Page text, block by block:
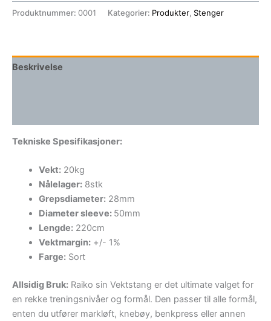
Produktnummer: 0001 Kategorier: Produkter, Stenger
Beskrivelse
Tekniske Spesifikasjoner:
Vekt:20kg
Nålelager:8stk
Grepsdiameter:28mm
Diameter sleeve: 50mm
Lengde:220cm
Vektmargin:+/- 1%
Farge:Sort
Allsidig Bruk: Raiko sin Vektstang er det ultimate valget for
en rekke treningsnivåer og formål. Den passer til alle formål,
enten du utfører markløft, knebøy, benkpress eller annen